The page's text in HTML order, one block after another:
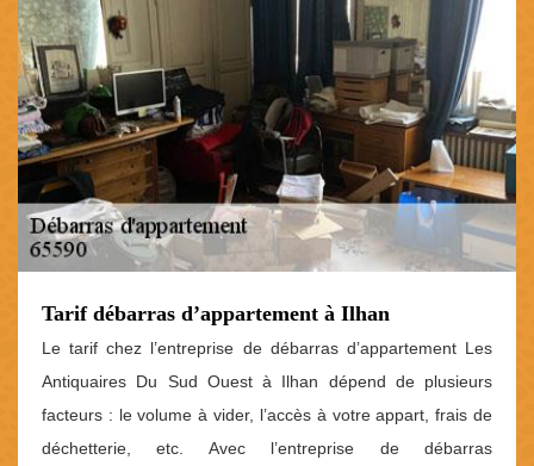
Tarif débarras d’appartement à Ilhan
Le tarif chez l’entreprise de débarras d’appartement Les
Antiquaires Du Sud Ouest à Ilhan dépend de plusieurs
facteurs : le volume à vider, l’accès à votre appart, frais de
déchetterie, etc. Avec l’entreprise de débarras